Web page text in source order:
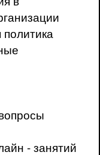
- занятий